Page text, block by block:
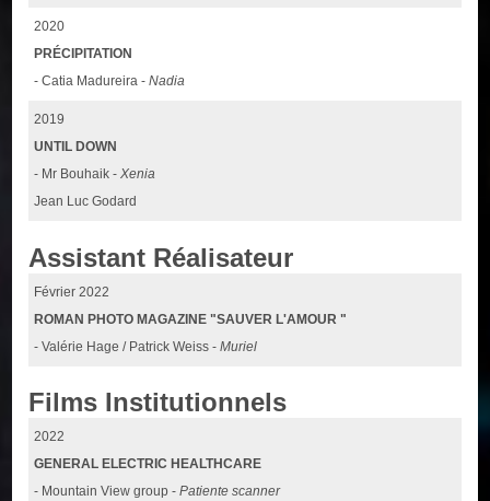
2020
PRÉCIPITATION
- Catia Madureira -Nadia
2019
UNTIL DOWN
- Mr Bouhaik - Xenia
Jean Luc Godard
Assistant Réalisateur
Février 2022
ROMAN PHOTO MAGAZINE "SAUVER L'AMOUR "
- Valérie Hage / Patrick Weiss -Muriel
Films Institutionnels
2022
GENERAL ELECTRIC HEALTHCARE
- Mountain View group -Patiente scanner